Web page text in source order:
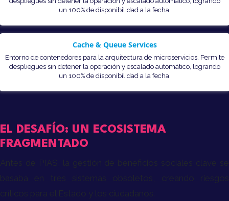
un 100% de disponibilidad a la fecha.
Cache & Queue Services
Entorno de contenedores para la arquitectura de microservicios. Permite
despliegues sin detener la operación y escalado automático, logrando
un 100% de disponibilidad a la fecha.
EL DESAFÍO: UN ECOSISTEMA
FRAGMENTADO